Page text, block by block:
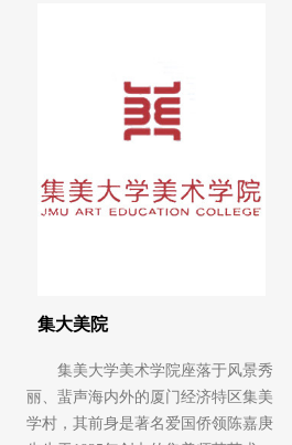
集大美院
集美大学美术学院座落于风景秀
丽、蜚声海内外的厦门经济特区集美
学村，其前身是著名爱国侨领陈嘉庚